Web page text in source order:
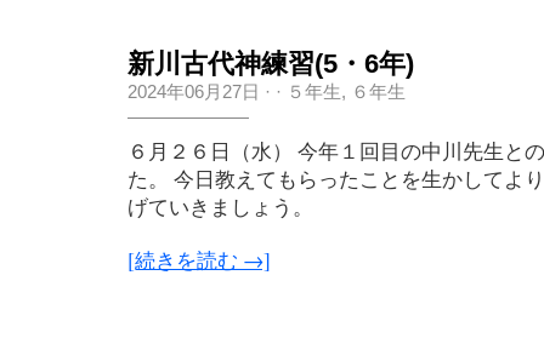
新川古代神練習(5・6年)
2024年06月27日 · · ５年生, ６年生
６月２６日（水） 今年１回目の中川先生と
た。 今日教えてもらったことを生かしてよ
げていきましょう。
[続きを読む →]